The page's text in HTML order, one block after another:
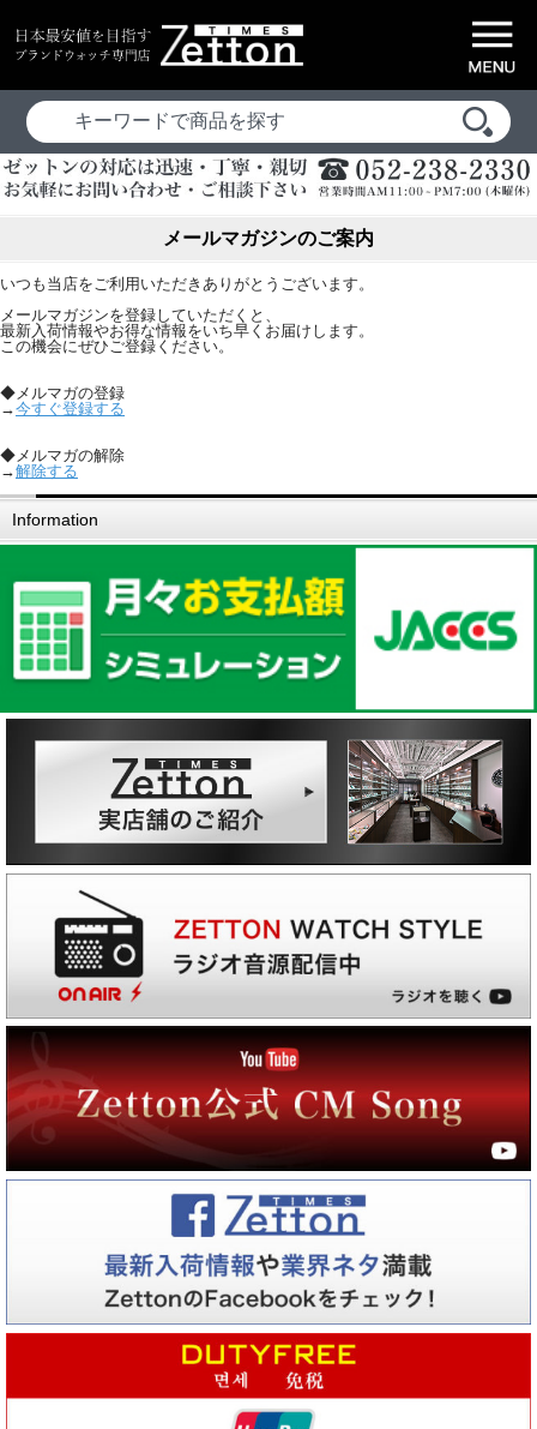
メールマガジンのご案内
いつも当店をご利用いただきありがとうございます。
メールマガジンを登録していただくと、
最新入荷情報やお得な情報をいち早くお届けします。
この機会にぜひご登録ください。
◆メルマガの登録
→今すぐ登録する
◆メルマガの解除
→解除する
Information